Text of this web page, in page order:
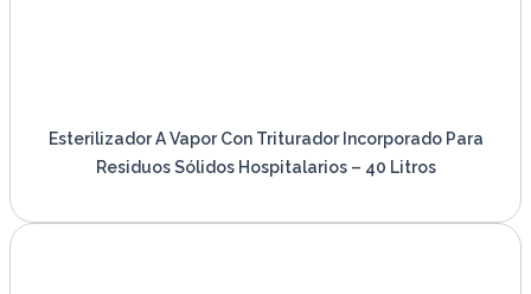
Esterilizador A Vapor Con Triturador Incorporado Para
Residuos Sólidos Hospitalarios – 40 Litros